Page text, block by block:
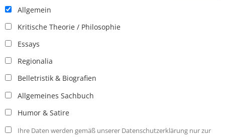
Allgemein
Kritische Theorie / Philosophie
Essays
Regionalia
Belletristik & Biografien
Allgemeines Sachbuch
Humor & Satire
Ihre Daten werden gemäß unserer Datenschutzerklärung nur zur